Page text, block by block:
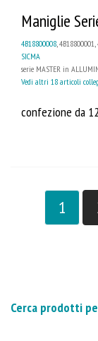
Maniglie
4B18800008,
SICMA
serie MASTER in
Vedi altri 18 articoli
confezione da
1
Cerca prodotti